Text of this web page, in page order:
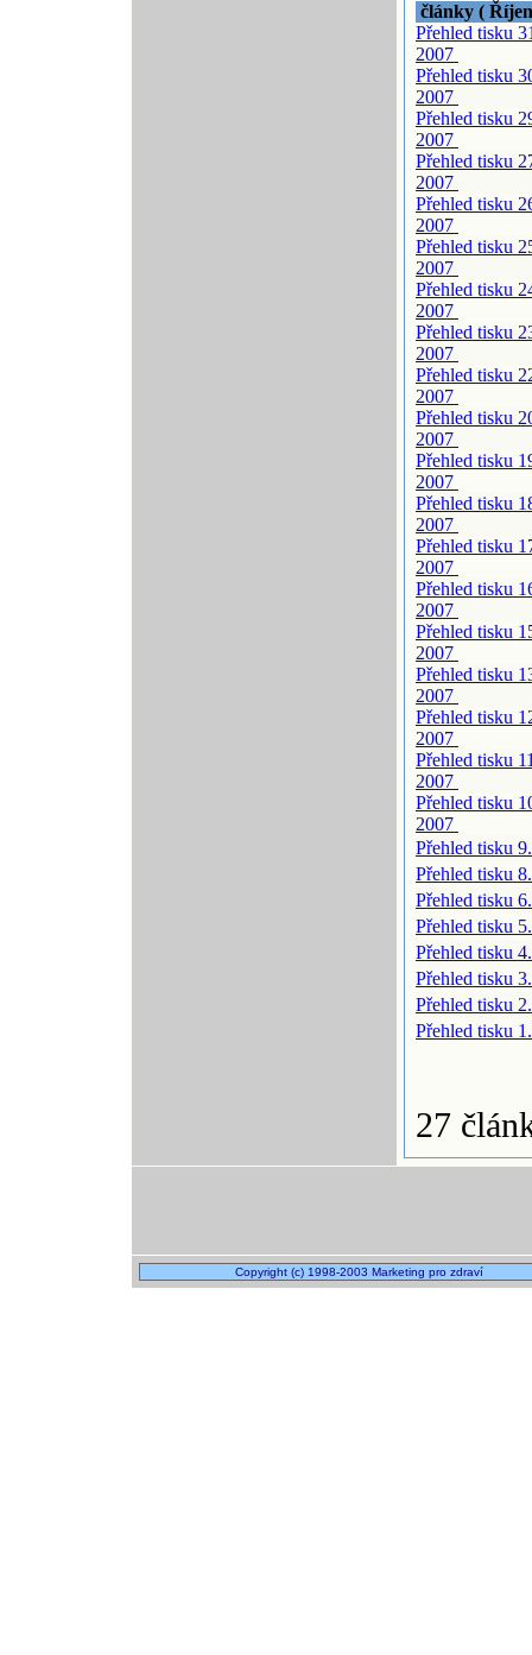
články (
Přehled tisku
2007
Přehled tisku
2007
Přehled tisku
2007
Přehled tisku
2007
Přehled tisku
2007
Přehled tisku
2007
Přehled tisku
2007
Přehled tisku
2007
Přehled tisku
2007
Přehled tisku
2007
Přehled tisku
2007
Přehled tisku
2007
Přehled tisku
2007
Přehled tisku
2007
Přehled tisku
2007
Přehled tisku
2007
Přehled tisku
2007
Přehled tisku
2007
Přehled tisku
2007
Přehled tisku
Přehled tisku
Přehled tisku
Přehled tisku
Přehled tisku
Přehled tisku
Přehled tisku
Přehled tisku
27
Copyright (c) 1998-2003 Marketing pro zdraví